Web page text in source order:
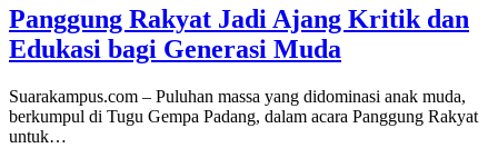
Panggung Rakyat Jadi Ajang Kritik dan
Edukasi bagi Generasi Muda
Suarakampus.com – Puluhan massa yang didominasi anak muda,
berkumpul di Tugu Gempa Padang, dalam acara Panggung Rakyat
untuk…